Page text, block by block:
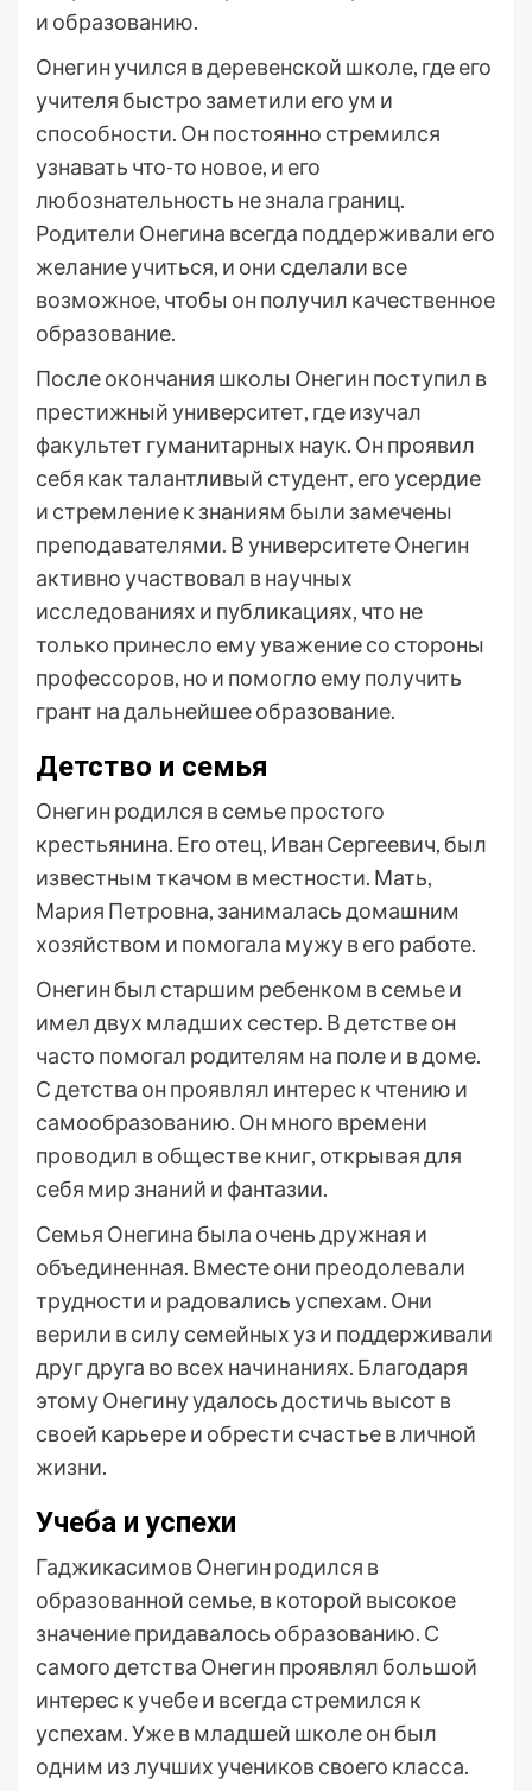
и образованию.
Онегин учился в деревенской школе, где его
учителя быстро заметили его ум и
способности. Он постоянно стремился
узнавать что-то новое, и его
любознательность не знала границ.
Родители Онегина всегда поддерживали его
желание учиться, и они сделали все
возможное, чтобы он получил качественное
образование.
После окончания школы Онегин поступил в
престижный университет, где изучал
факультет гуманитарных наук. Он проявил
себя как талантливый студент, его усердие
и стремление к знаниям были замечены
преподавателями. В университете Онегин
активно участвовал в научных
исследованиях и публикациях, что не
только принесло ему уважение со стороны
профессоров, но и помогло ему получить
грант на дальнейшее образование.
Детство и семья
Онегин родился в семье простого
крестьянина. Его отец, Иван Сергеевич, был
известным ткачом в местности. Мать,
Мария Петровна, занималась домашним
хозяйством и помогала мужу в его работе.
Онегин был старшим ребенком в семье и
имел двух младших сестер. В детстве он
часто помогал родителям на поле и в доме.
С детства он проявлял интерес к чтению и
самообразованию. Он много времени
проводил в обществе книг, открывая для
себя мир знаний и фантазии.
Семья Онегина была очень дружная и
объединенная. Вместе они преодолевали
трудности и радовались успехам. Они
верили в силу семейных уз и поддерживали
друг друга во всех начинаниях. Благодаря
этому Онегину удалось достичь высот в
своей карьере и обрести счастье в личной
жизни.
Учеба и успехи
Гаджикасимов Онегин родился в
образованной семье, в которой высокое
значение придавалось образованию. С
самого детства Онегин проявлял большой
интерес к учебе и всегда стремился к
успехам. Уже в младшей школе он был
одним из лучших учеников своего класса.